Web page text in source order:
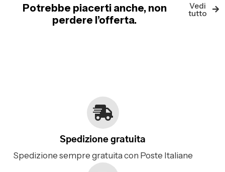
Potrebbe piacerti anche, non
perdere l’offerta.
Vedi
tutto
Spedizione gratuita
Spedizione sempre gratuita con Poste Italiane